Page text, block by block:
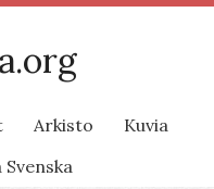
Arkisto
Kuvia
Svenska